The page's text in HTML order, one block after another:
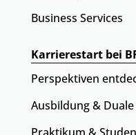
Business Services
Karrierestart bei
Perspektiven
Ausbildung &